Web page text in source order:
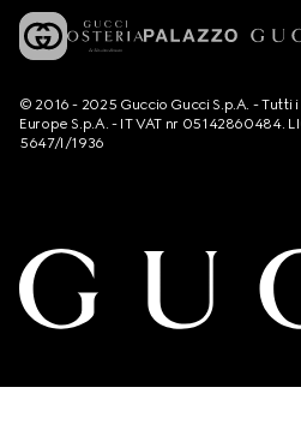
© 2016 - 2025 Guccio Gucci S.p.A. - Tutti
Europe S.p.A. - IT VAT nr 05142860484.
5647/I/1936